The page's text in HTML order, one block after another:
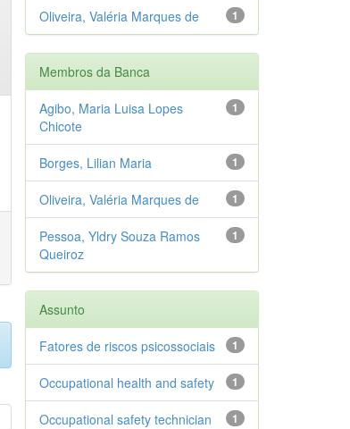
1
Oliveira, Valéria Marques de
Membros da Banca
1
Agibo, Maria Luisa Lopes
Chicote
1
Borges, Lilian Maria
1
Oliveira, Valéria Marques de
1
Pessoa, Yldry Souza Ramos
Queiroz
Assunto
1
Fatores de riscos psicossociais
1
Occupational health and safety
1
Occupational safety technician